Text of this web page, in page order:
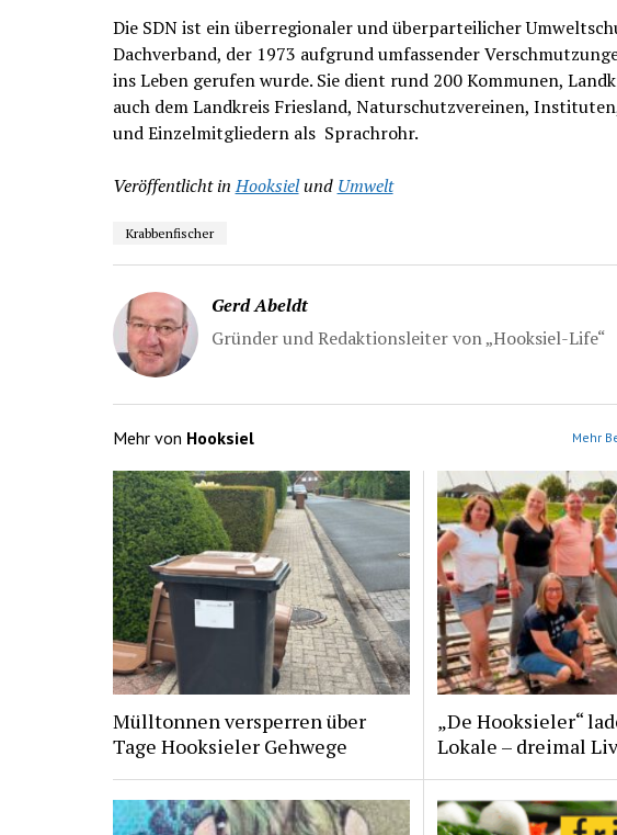
Die SDN ist ein überregionaler und überparteilicher
Dachverband, der 1973 aufgrund umfassender
ins Leben gerufen wurde. Sie dient rund 200 Kommunen,
auch dem Landkreis Friesland, Naturschutzvereinen,
und Einzelmitgliedern als Sprachrohr.
Veröffentlicht in Hooksielund Umwelt
Krabbenfischer
Gerd Abeldt
Gründer und Redaktionsleiter von „Hooksiel-Life“
Mehr von Hooksiel Mehr
Mülltonnen versperren über
Tage Hooksieler Gehwege
„De Hooksieler“
Lokale – dreimal